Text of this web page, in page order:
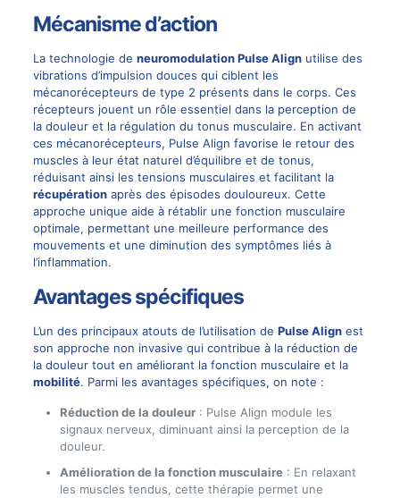
Mécanisme d’action
La technologie de neuromodulationPulse Alignutilise des
vibrations d’impulsion douces qui ciblent les
mécanorécepteurs de type 2 présents dans le corps. Ces
récepteurs jouent un rôle essentiel dans la perception de
la douleur et la régulation du tonus musculaire. En activant
ces mécanorécepteurs, Pulse Align favorise le retour des
muscles à leur état naturel d’équilibre et de tonus,
réduisant ainsi les tensions musculaires et facilitant la
récupérationaprès des épisodes douloureux. Cette
approche unique aide à rétablir une fonction musculaire
optimale, permettant une meilleure performance des
mouvements et une diminution des symptômes liés à
l’inflammation.
Avantages spécifiques
L’un des principaux atouts de l’utilisation de Pulse Alignest
son approche non invasive qui contribue à la réduction de
la douleur tout en améliorant la fonction musculaire et la
mobilité. Parmi les avantages spécifiques, on note :
Réduction de la douleur: Pulse Align module les
signaux nerveux, diminuant ainsi la perception de la
douleur.
Amélioration de la fonction musculaire: En relaxant
les muscles tendus, cette thérapie permet une